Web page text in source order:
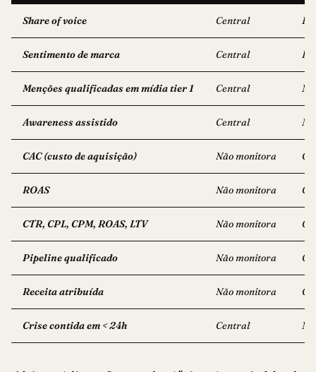
Share of voice Central
Sentimento de marca Central
Menções qualificadas em mídia tier 1 Central
Awareness assistido Central
CAC (custo de aquisição) Não monitora
ROAS Não monitora
CTR, CPL, CPM, ROAS, LTV Não monitora
Pipeline qualificado Não monitora
Receita atribuída Não monitora
Crise contida em < 24h Central